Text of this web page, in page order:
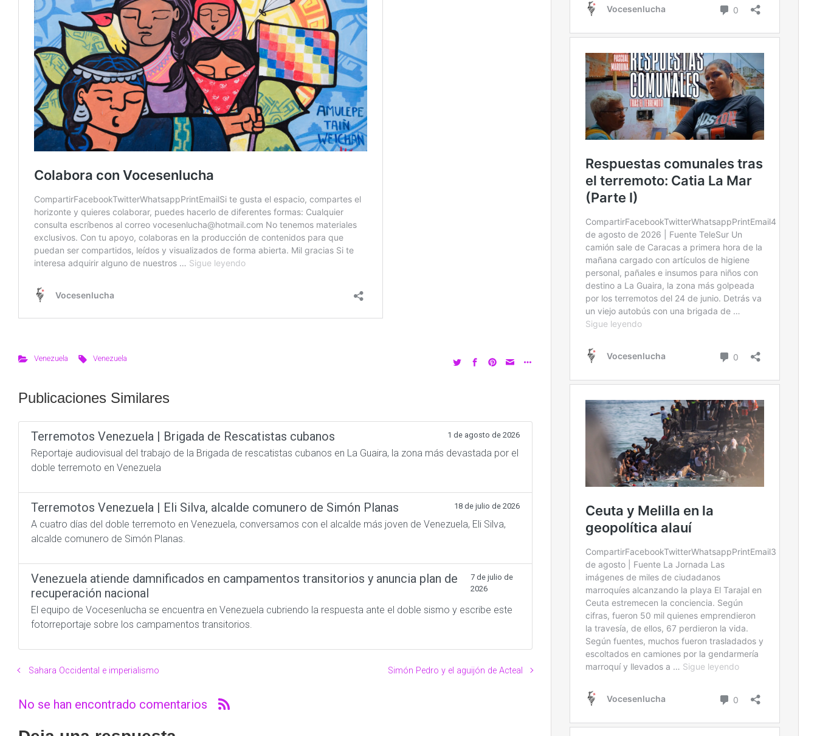
Venezuela Venezuela
Publicaciones Similares
Terremotos Venezuela | Brigada de Rescatistas cubanos 1 de agosto de 2026
Reportaje audiovisual del trabajo de la Brigada de rescatistas cubanos en La Guaira, la zona más devastada por el
doble terremoto en Venezuela
Terremotos Venezuela | Eli Silva, alcalde comunero de Simón Planas 18 de julio de 2026
A cuatro días del doble terremoto en Venezuela, conversamos con el alcalde más joven de Venezuela, Eli Silva,
alcalde comunero de Simón Planas.
​Venezuela atiende damnificados en campamentos transitorios y anuncia plan de
recuperación nacional
7 de julio de
2026
El equipo de Vocesenlucha se encuentra en Venezuela cubriendo la respuesta ante el doble sismo y escribe este
fotorreportaje sobre los campamentos transitorios.
Sahara Occidental e imperialismo Simón Pedro y el aguijón de Acteal
No se han encontrado comentarios